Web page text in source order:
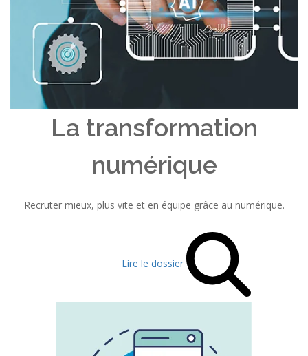
La transformation
numérique
Recruter mieux, plus vite et en équipe grâce au numérique.
Lire le dossier